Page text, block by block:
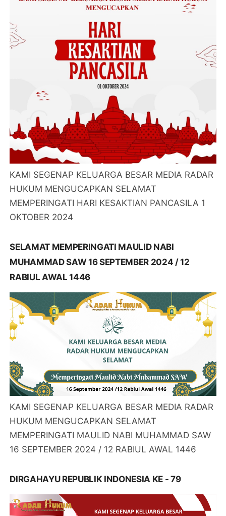
KAMI SEGENAP KELUARGA BESAR MEDIA RADAR
HUKUM MENGUCAPKAN SELAMAT
MEMPERINGATI HARI KESAKTIAN PANCASILA 1
OKTOBER 2024
SELAMAT MEMPERINGATI MAULID NABI
MUHAMMAD SAW 16 SEPTEMBER 2024 / 12
RABIUL AWAL 1446
KAMI SEGENAP KELUARGA BESAR MEDIA RADAR
HUKUM MENGUCAPKAN SELAMAT
MEMPERINGATI MAULID NABI MUHAMMAD SAW
16 SEPTEMBER 2024 / 12 RABIUL AWAL 1446
DIRGAHAYU REPUBLIK INDONESIA KE - 79